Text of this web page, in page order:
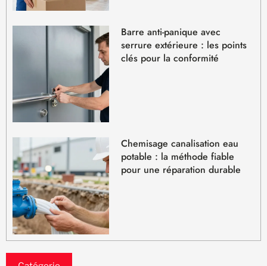
Barre anti-panique avec
serrure extérieure : les points
clés pour la conformité
Chemisage canalisation eau
potable : la méthode fiable
pour une réparation durable